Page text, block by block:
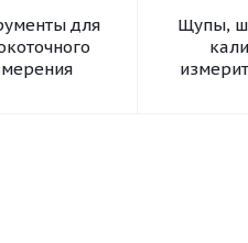
для
Щупы,